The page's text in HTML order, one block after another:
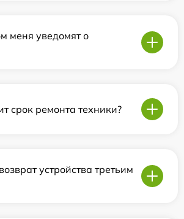
меня уведомят о
срок ремонта техники?
устройства третьим